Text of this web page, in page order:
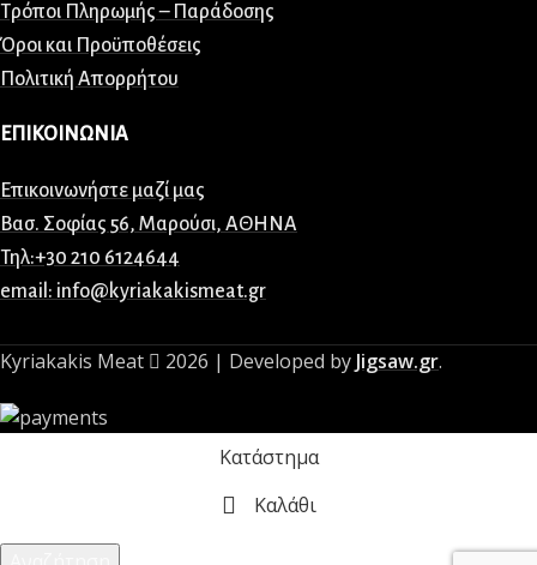
Τρόποι Πληρωμής – Παράδοσης
Όροι και Προϋποθέσεις
Πολιτική Απορρήτου
ΕΠΙΚΟΙΝΩΝΙΑ
Επικοινωνήστε μαζί μας
Βασ. Σοφίας 56, Μαρούσι, ΑΘΗΝΑ
Τηλ:+30 210 6124644
email: info@kyriakakismeat.gr
Kyriakakis Meat 2026 | Developed by Jigsaw.gr.
Κατάστημα
Καλάθι